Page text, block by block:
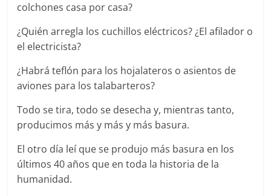
colchones casa por casa?
¿Quién arregla los cuchillos eléctricos? ¿El afilador o
el electricista?
¿Habrá teflón para los hojalateros o asientos de
aviones para los talabarteros?
Todo se tira, todo se desecha y, mientras tanto,
producimos más y más y más basura.
El otro día leí que se produjo más basura en los
últimos 40 años que en toda la historia de la
humanidad.